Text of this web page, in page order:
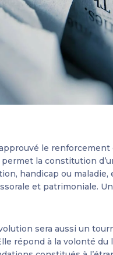
le
la constitution
handicap ou maladie,
et patrimoniale.
sera aussi un
répond à la volonté du